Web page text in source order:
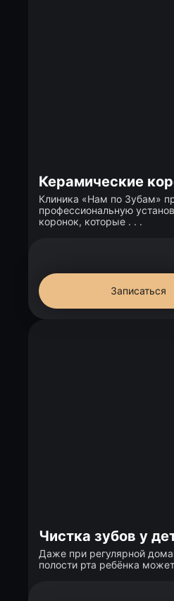
Керамические
Клиника «Нам по Зубам»
профессиональную
коронок, которые . . .
Записаться
Чистка зубов у
Даже при регулярной
полости рта ребёнка